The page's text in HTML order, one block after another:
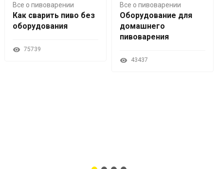
Все о пивоварении
Как сварить пиво без
оборудования
75739
Все о пивоварении
Оборудование для
домашнего
пивоварения
43437